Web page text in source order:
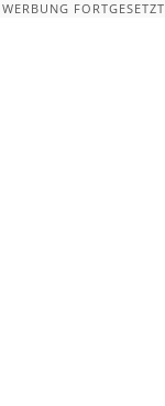
FORTGESETZT